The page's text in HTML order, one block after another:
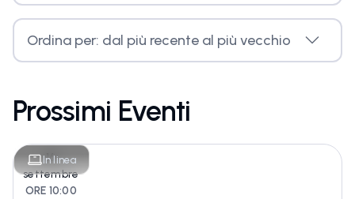
Ordina per: dal più recente al più vecchio
Prossimi Eventi
In linea
16
settembre
ORE 10:00